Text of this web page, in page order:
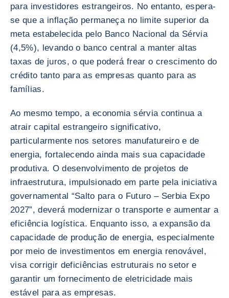
para investidores estrangeiros. No entanto, espera-
se que a inflação permaneça no limite superior da
meta estabelecida pelo Banco Nacional da Sérvia
(4,5%), levando o banco central a manter altas
taxas de juros, o que poderá frear o crescimento do
crédito tanto para as empresas quanto para as
famílias.
Ao mesmo tempo, a economia sérvia continua a
atrair capital estrangeiro significativo,
particularmente nos setores manufatureiro e de
energia, fortalecendo ainda mais sua capacidade
produtiva. O desenvolvimento de projetos de
infraestrutura, impulsionado em parte pela iniciativa
governamental “Salto para o Futuro – Serbia Expo
2027”, deverá modernizar o transporte e aumentar a
eficiência logística. Enquanto isso, a expansão da
capacidade de produção de energia, especialmente
por meio de investimentos em energia renovável,
visa corrigir deficiências estruturais no setor e
garantir um fornecimento de eletricidade mais
estável para as empresas.